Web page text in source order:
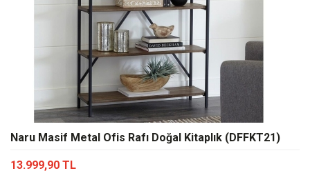
Naru Masif Metal Ofis Rafı Doğal Kitaplık (DFFKT21)
13.999,90 TL